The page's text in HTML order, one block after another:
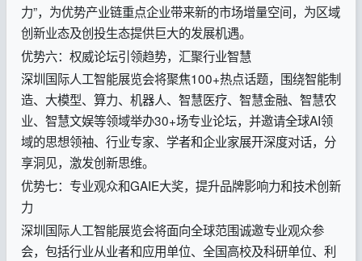
力”，为优势产业链重点企业带来新的市场增量空间，为区域
创新业态及创投生态提供巨大的发展机遇。
优势六：权威论坛引领趋势，汇聚行业智慧
深圳国际人工智能展览会将聚焦100+热点话题，围绕智能制
造、大模型、算力、机器人、智慧医疗、智慧金融、智慧农
业、智慧文娱等领域举办30+场专业论坛，并邀请全球AI领
域的思想领袖、行业专家、学者和企业家展开深度对话，分
享洞见，激发创新思维。
优势七：专业观众和GAIE大奖，提升品牌影响力和技术创新
力
深圳国际人工智能展览会将面向全球范围诚邀专业观众参
会，包括行业从业者和应用单位、全国高校及科研单位、利